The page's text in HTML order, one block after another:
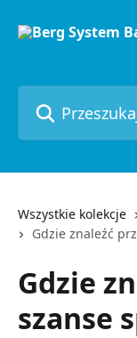
Wszystkie kolekcje
Gdzie znaleźć
Gdzie
szanse